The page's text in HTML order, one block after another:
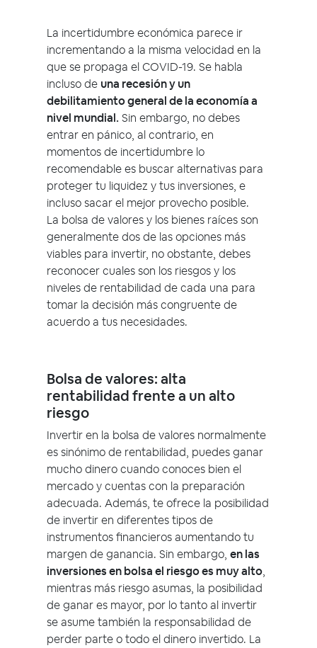
La incertidumbre económica parece ir
incrementando a la misma velocidad en la
que se propaga el COVID-19. Se habla
incluso de una recesión y un
debilitamiento general de la economía a
nivel mundial. Sin embargo, no debes
entrar en pánico, al contrario, en
momentos de incertidumbre lo
recomendable es buscar alternativas para
proteger tu liquidez y tus inversiones, e
incluso sacar el mejor provecho posible.
La bolsa de valores y los bienes raíces son
generalmente dos de las opciones más
viables para invertir, no obstante, debes
reconocer cuales son los riesgos y los
niveles de rentabilidad de cada una para
tomar la decisión más congruente de
acuerdo a tus necesidades.
Bolsa de valores: alta
rentabilidad frente a un alto
riesgo
Invertir en la bolsa de valores normalmente
es sinónimo de rentabilidad, puedes ganar
mucho dinero cuando conoces bien el
mercado y cuentas con la preparación
adecuada. Además, te ofrece la posibilidad
de invertir en diferentes tipos de
instrumentos financieros aumentando tu
margen de ganancia. Sin embargo, en las
inversiones en bolsa el riesgo es muy alto,
mientras más riesgo asumas, la posibilidad
de ganar es mayor, por lo tanto al invertir
se asume también la responsabilidad de
perder parte o todo el dinero invertido. La